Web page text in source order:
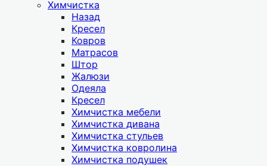
Химчистка
Назад
Кресел
Ковров
Матрасов
Штор
Жалюзи
Одеяла
Кресел
Химчистка мебели
Химчистка дивана
Химчистка стульев
Химчистка ковролина
Химчистка подушек